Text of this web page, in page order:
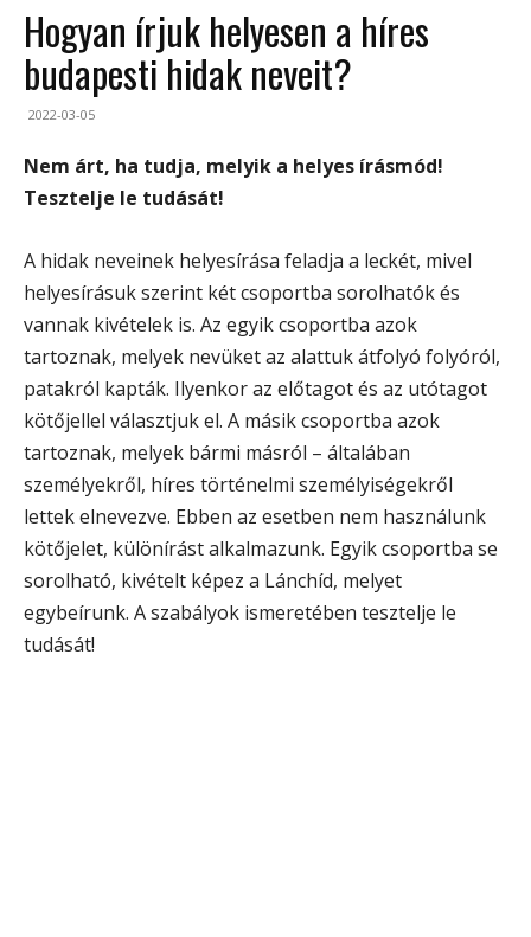
Hogyan írjuk helyesen a híres
budapesti hidak neveit?
2022-03-05
Nem árt, ha tudja, melyik a helyes írásmód!
Tesztelje le tudását!
A hidak neveinek helyesírása feladja a leckét, mivel
helyesírásuk szerint két csoportba sorolhatók és
vannak kivételek is. Az egyik csoportba azok
tartoznak, melyek nevüket az alattuk átfolyó folyóról,
patakról kapták. Ilyenkor az előtagot és az utótagot
kötőjellel választjuk el. A másik csoportba azok
tartoznak, melyek bármi másról – általában
személyekről, híres történelmi személyiségekről
lettek elnevezve. Ebben az esetben nem használunk
kötőjelet, különírást alkalmazunk. Egyik csoportba se
sorolható, kivételt képez a Lánchíd, melyet
egybeírunk. A szabályok ismeretében tesztelje le
tudását!